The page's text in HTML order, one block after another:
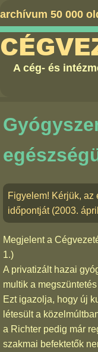
archívum 50 000
A cég- és
Figyelem! Kérjük,
időpontját (2003.
Megjelent a
1.)
A privatizált hazai
multik a
Ezt igazolja, hogy új
létesült a
a Richter pedig már
szakmai befektetők